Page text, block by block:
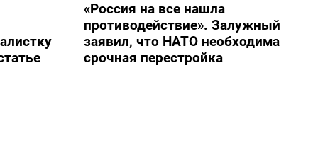
«Россия на все нашла
противодействие». Залужный
заявил, что НАТО необходима
срочная перестройка